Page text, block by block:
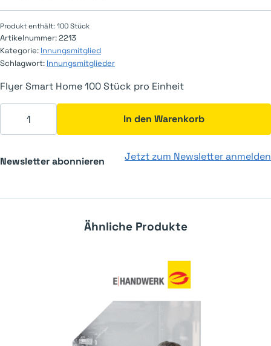
Produkt enthält: 100 Stück
Artikelnummer:2213
Kategorie: Innungsmitglied
Schlagwort: Innungsmitglieder
Flyer Smart Home 100 Stück pro Einheit
In den Warenkorb
Newsletter abonnieren Jetzt zum Newsletter anmelden
Ähnliche Produkte